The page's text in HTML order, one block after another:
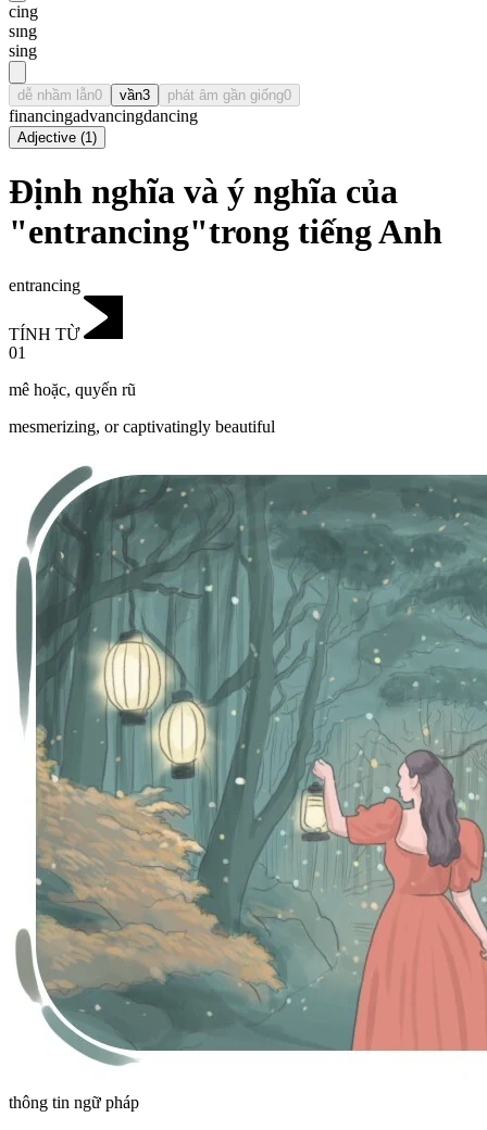
cing
sɪng
sing
dễ nhầm lẫn0 vần3 phát âm gần giống0
financingadvancingdancing
Adjective (1)
Định nghĩa và ý nghĩa của
"entrancing"trong tiếng Anh
entrancing
TÍNH TỪ
01
mê hoặc, quyến rũ
mesmerizing, or captivatingly beautiful
thông tin ngữ pháp